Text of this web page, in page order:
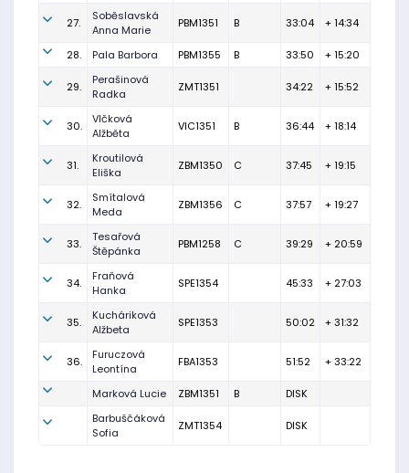
27.
Soběslavská
Anna Marie
PBM1351 B 33:04 + 14:34
28. Pala Barbora PBM1355 B 33:50 + 15:20
29.
Perašinová
Radka
ZMT1351 34:22 + 15:52
30.
Vlčková
Alžběta
VIC1351 B 36:44 + 18:14
31.
Kroutilová
Eliška
ZBM1350 C 37:45 + 19:15
32.
Smítalová
Meda
ZBM1356 C 37:57 + 19:27
33.
Tesařová
Štěpánka
PBM1258 C 39:29 + 20:59
34.
Fraňová
Hanka
SPE1354 45:33 + 27:03
35.
Kucháriková
Alžbeta
SPE1353 50:02 + 31:32
36.
Furuczová
Leontína
FBA1353 51:52 + 33:22
Marková Lucie ZBM1351 B
DISK
Barbuščáková
Sofia
ZMT1354 DISK